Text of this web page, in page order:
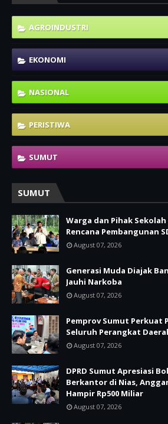
AGROINDUSTRI
EKONOMI
NASIONAL
PERISTIWA
SUMUT
SUMUT
Warga dan Pihak
Rencana Pembangunan
August 07, 2026
Generasi Muda Diajak
Jauhi Narkoba
August 07, 2026
Pemprov Sumut Perkuat
Seluruh Perangkat
August 07, 2026
DPRD Sumut Apresiasi
Berkantor di Nias,
Hampir Rp500 Miliar
August 07, 2026